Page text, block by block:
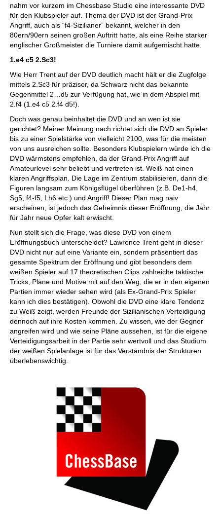
nahm vor kurzem im Chessbase Studio eine interessante DVD
für den Klubspieler auf. Thema der DVD ist der Grand-Prix
Angriff, auch als “f4-Sizilianer” bekannt, welcher in den
80ern/90ern seinen großen Auftritt hatte, als eine Reihe starker
englischer Großmeister die Turniere damit aufgemischt hatte.
1.e4 c5 2.Sc3!
Wie Herr Trent auf der DVD deutlich macht hält er die Zugfolge
mittels 2.Sc3 für präziser, da Schwarz nicht das bekannte
Gegenmittel 2…d5 zur Verfügung hat, wie in dem Abspiel mit
2.f4 (1.e4 c5 2.f4 d5!).
Doch was genau beinhaltet die DVD und an wen ist sie
gerichtet? Meiner Meinung nach richtet sich die DVD an Spieler
bis zu einer Spielstärke von vielleicht 2100, was für die meisten
von uns ausreichen sollte. Besonders Klubspielern würde ich die
DVD wärmstens empfehlen, da der Grand-Prix Angriff auf
Amateurlevel sehr beliebt und vertreten ist. Weiß hat einen
klaren Angriffsplan. Die Lage im Zentrum stabilisieren, dann die
Figuren langsam zum Königsflügel überführen (z.B. De1-h4,
Sg5, f4-f5, Lh6 etc.) und Angriff! Dieser Plan mag naiv
erscheinen, ist jedoch das Geheimnis dieser Eröffnung, die Jahr
für Jahr neue Opfer kalt erwischt.
Nun stellt sich die Frage, was diese DVD von einem
Eröffnungsbuch unterscheidet? Lawrence Trent geht in dieser
DVD nicht nur auf eine Variante ein, sondern präsentiert das
gesamte Spektrum der Eröffnung und gibt besonders dem
weißen Spieler auf 17 theoretischen Clips zahlreiche taktische
Tricks, Pläne und Motive mit auf den Weg, die er in den eigenen
Partien immer wieder sehen wird (als Ex-Grand-Prix Spieler
kann ich dies bestätigen). Obwohl die DVD eine klare Tendenz
zu Weiß zeigt, werden Freunde der Sizilianischen Verteidigung
dennoch auf ihre Kosten kommen. Zu wissen, wie der Gegner
angreifen wird und wie seine Pläne aussehen, ist für die eigene
Verteidigungsarbeit in der Partie sehr wertvoll und das Studium
der weißen Spielanlage ist für das Verständnis der Strukturen
überlebenswichtig.